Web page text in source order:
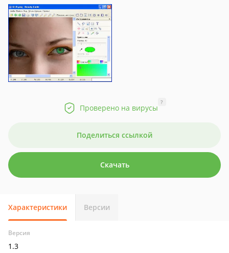
Проверено на вирусы
?
Поделиться ссылкой
Скачать
Характеристики Версии
Версия
1.3